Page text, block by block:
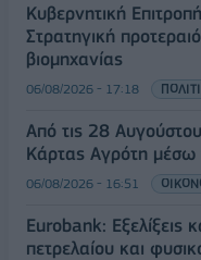
Κυβερνητική
Στρατηγική
βιομηχανίας
06/08/2026 - 17:18
Από τις 28
Κάρτας Αγρότη
06/08/2026 - 16:51
Eurobank: Εξελίξεις
πετρελαίου και